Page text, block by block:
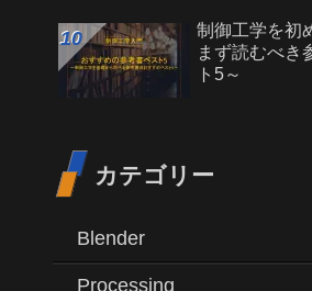
制御工学を初
まず読むべき
ト5～
カテゴリー
Blender
Processing